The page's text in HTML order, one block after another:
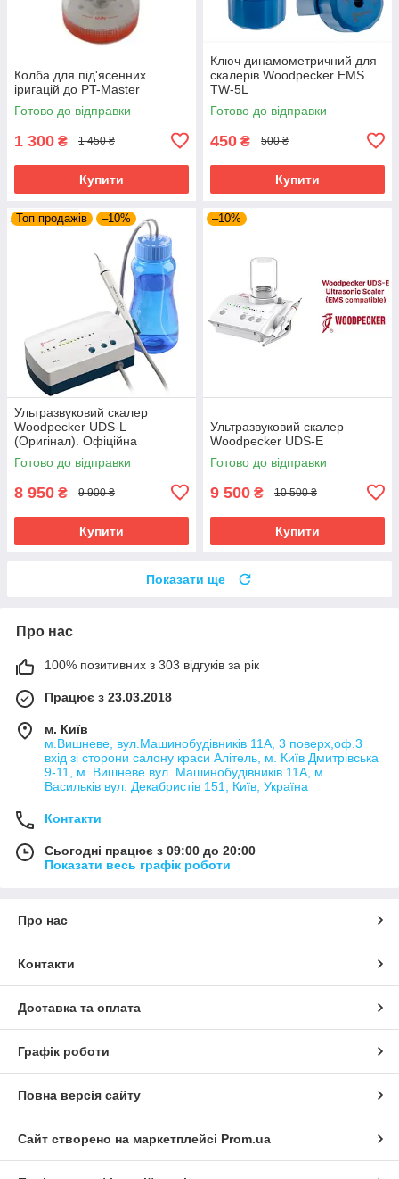
Колба для під'ясенних
іригацій до PT-Master
Готово до відправки
1 300 ₴ 1 450 ₴
Купити
Ключ динамометричний для
скалерів Woodpecker EMS
TW-5L
Готово до відправки
450 ₴ 500 ₴
Купити
Топ продажів –10%
Ультразвуковий скалер
Woodpecker UDS-L
(Оригінал). Офіційна
гарантія!
Готово до відправки
8 950 ₴ 9 900 ₴
Купити
–10%
Ультразвуковий скалер
Woodpecker UDS-E
Готово до відправки
9 500 ₴ 10 500 ₴
Купити
Показати ще
Про нас
100% позитивних з 303 відгуків за рік
Працює з 23.03.2018
м. Київ
м.Вишневе, вул.Машинобудівників 11А, 3 поверх,оф.3
вхід зі сторони салону краси Алітель, м. Київ Дмитрівська
9-11, м. Вишневе вул. Машинобудівників 11А, м.
Васильків вул. Декабристів 151, Київ, Україна
Контакти
Сьогодні працює з 09:00 до 20:00
Показати весь графік роботи
Про нас
Контакти
Доставка та оплата
Графік роботи
Повна версія сайту
Сайт створено на маркетплейсі Prom.ua